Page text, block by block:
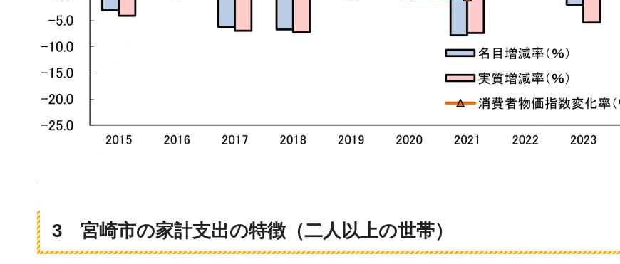
3 宮崎市の家計支出の特徴（二人以上の世帯）